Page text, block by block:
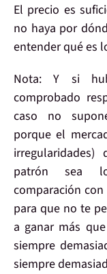
El precio es
no haya por
entenderqué es
Nota: Y si
comprobado
caso no
porque el
patrón sea
comparación con
para que no te
a ganar más
siempre
siempre